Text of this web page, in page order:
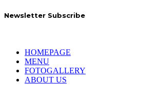
Newsletter Subscribe
HOMEPAGE
MENU
FOTOGALLERY
ABOUT US